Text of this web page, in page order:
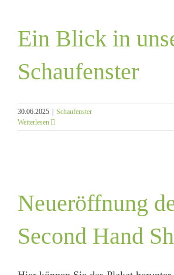
Ein Blick in
Schaufenster
30.06.2025
Schaufenster
Weiterlesen
Neueröffnung
Second Hand